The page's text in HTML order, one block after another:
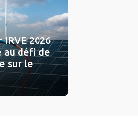
2026
au défi de
sur le